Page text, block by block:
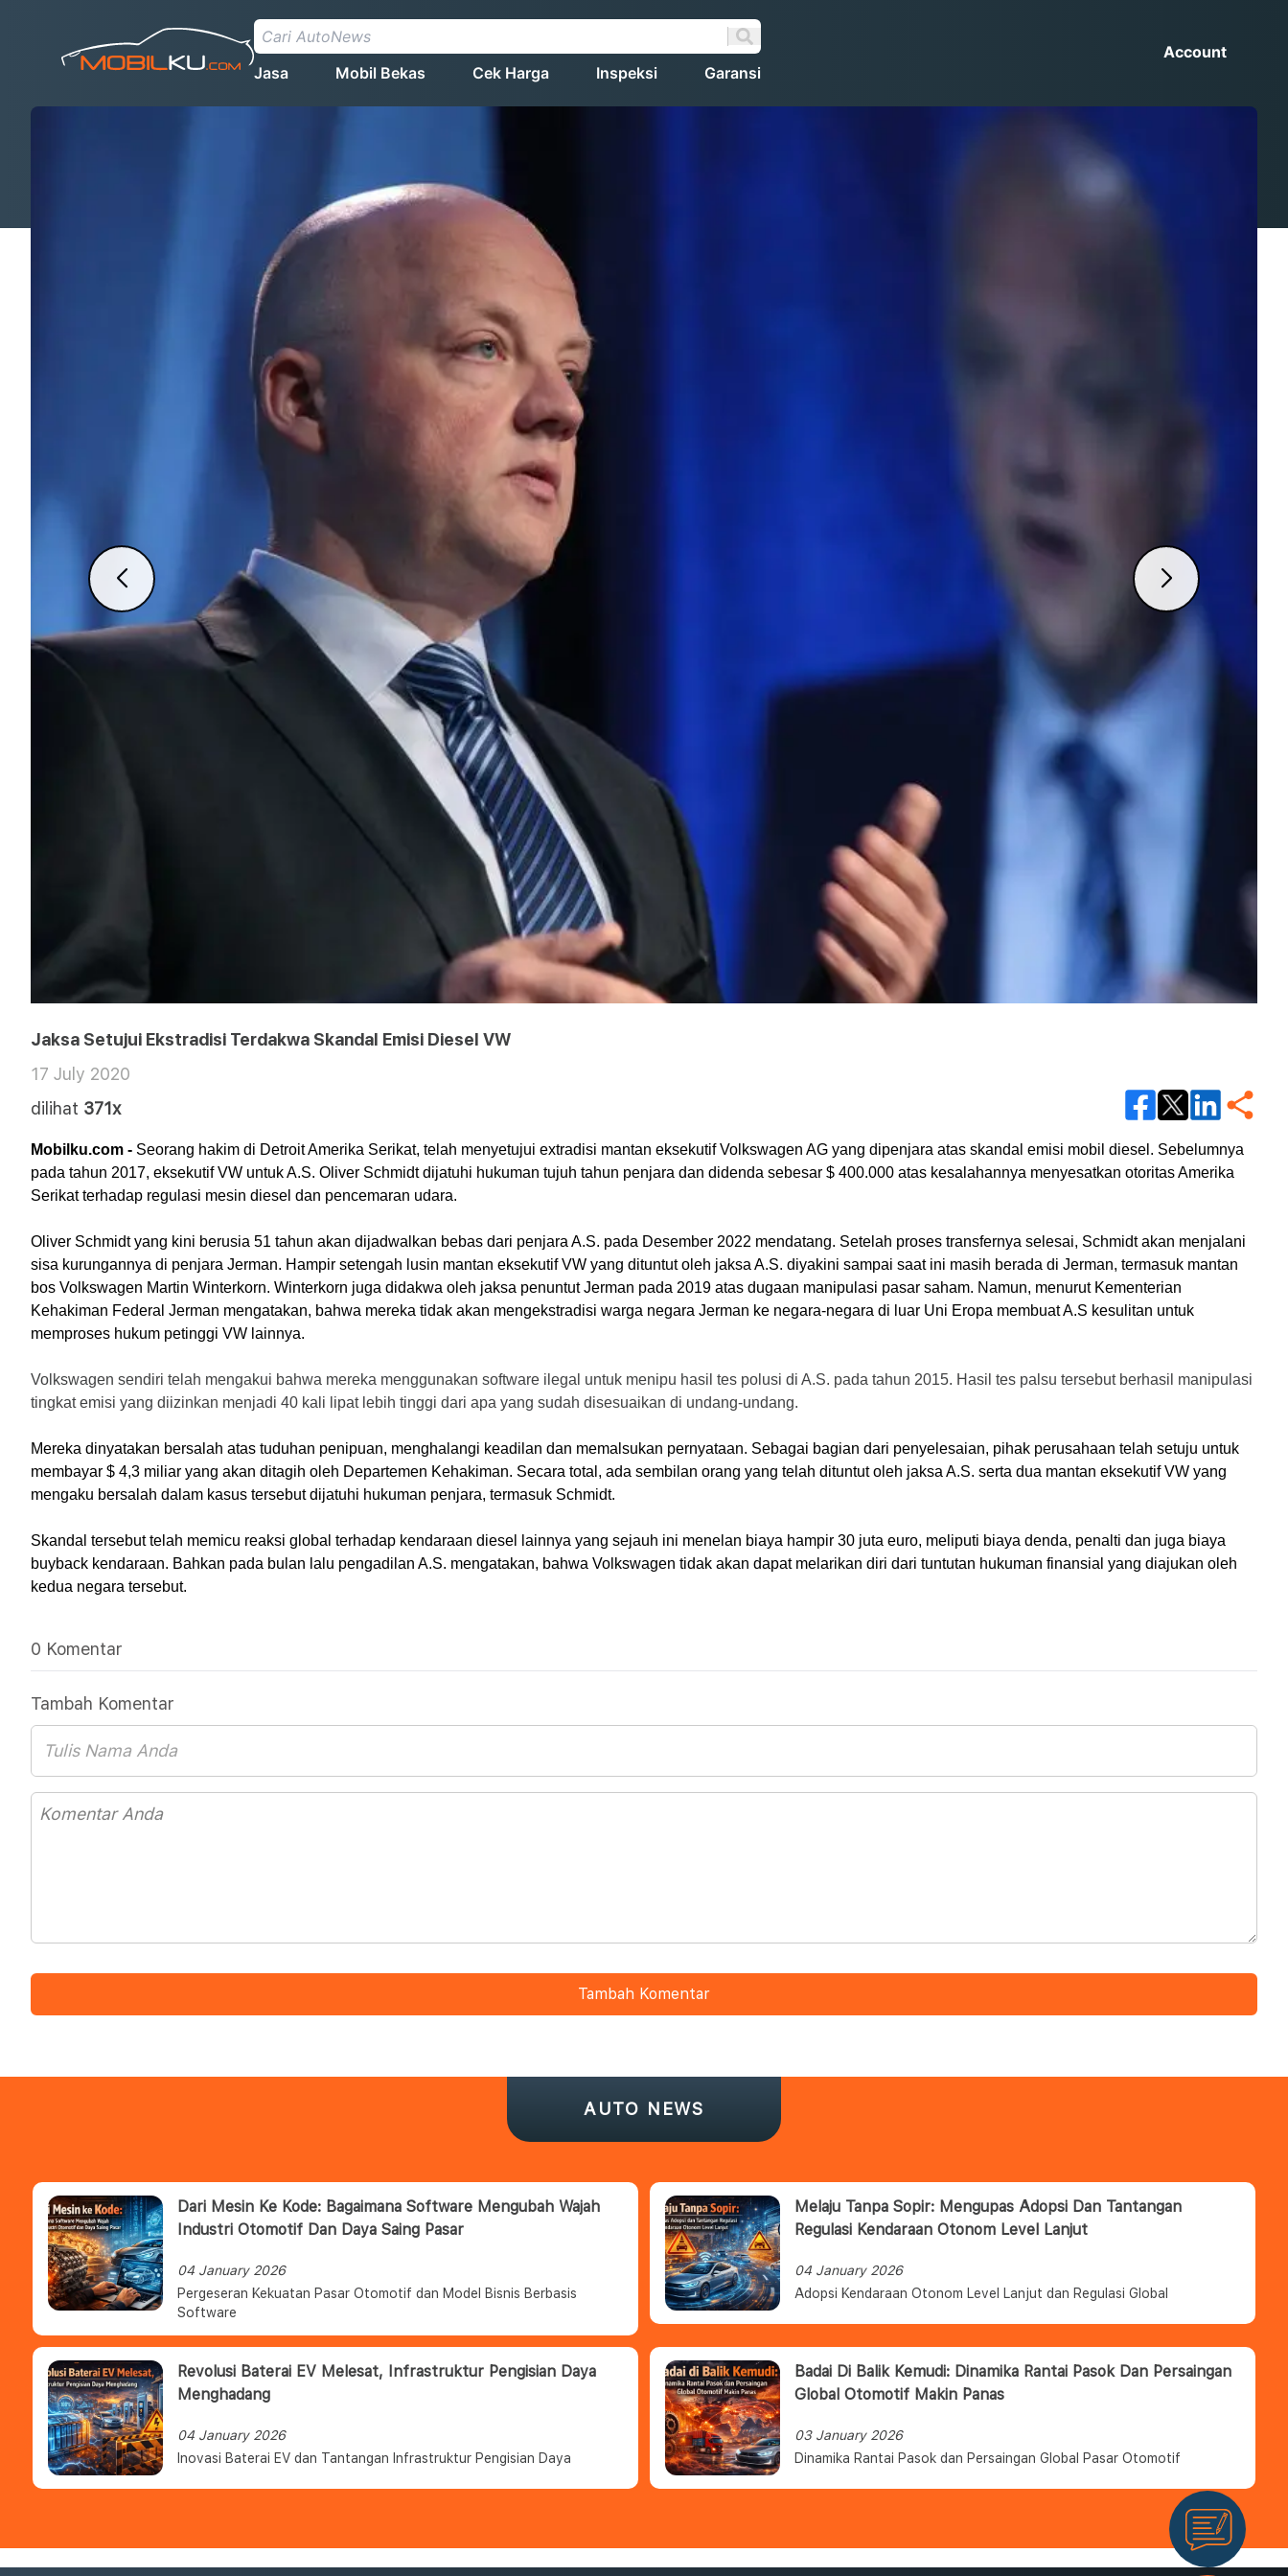
Jasa Mobil Bekas Cek Harga Inspeksi Garansi
Account
Jaksa Setujui Ekstradisi Terdakwa Skandal Emisi Diesel VW
17 July 2020
dilihat 371x
Mobilku.com - Seorang hakim di Detroit Amerika Serikat, telah menyetujui extradisi mantan eksekutif Volkswagen AG yang dipenjara atas skandal emisi mobil diesel. Sebelumnya
pada tahun 2017, eksekutif VW untuk A.S. Oliver Schmidt dijatuhi hukuman tujuh tahun penjara dan didenda sebesar $ 400.000 atas kesalahannya menyesatkan otoritas Amerika
Serikat terhadap regulasi mesin diesel dan pencemaran udara.
Oliver Schmidt yang kini berusia 51 tahun akan dijadwalkan bebas dari penjara A.S. pada Desember 2022 mendatang. Setelah proses transfernya selesai, Schmidt akan menjalani
sisa kurungannya di penjara Jerman. Hampir setengah lusin mantan eksekutif VW yang dituntut oleh jaksa A.S. diyakini sampai saat ini masih berada di Jerman, termasuk mantan
bos Volkswagen Martin Winterkorn. Winterkorn juga didakwa oleh jaksa penuntut Jerman pada 2019 atas dugaan manipulasi pasar saham. Namun, menurut Kementerian
Kehakiman Federal Jerman mengatakan, bahwa mereka tidak akan mengekstradisi warga negara Jerman ke negara-negara di luar Uni Eropa membuat A.S kesulitan untuk
memproses hukum petinggi VW lainnya.
Volkswagen sendiri telah mengakui bahwa mereka menggunakan software ilegal untuk menipu hasil tes polusi di A.S. pada tahun 2015. Hasil tes palsu tersebut berhasil manipulasi
tingkat emisi yang diizinkan menjadi 40 kali lipat lebih tinggi dari apa yang sudah disesuaikan di undang-undang.
Mereka dinyatakan bersalah atas tuduhan penipuan, menghalangi keadilan dan memalsukan pernyataan. Sebagai bagian dari penyelesaian, pihak perusahaan telah setuju untuk
membayar $ 4,3 miliar yang akan ditagih oleh Departemen Kehakiman. Secara total, ada sembilan orang yang telah dituntut oleh jaksa A.S. serta dua mantan eksekutif VW yang
mengaku bersalah dalam kasus tersebut dijatuhi hukuman penjara, termasuk Schmidt.
Skandal tersebut telah memicu reaksi global terhadap kendaraan diesel lainnya yang sejauh ini menelan biaya hampir 30 juta euro, meliputi biaya denda, penalti dan juga biaya
buyback kendaraan. Bahkan pada bulan lalu pengadilan A.S. mengatakan, bahwa Volkswagen tidak akan dapat melarikan diri dari tuntutan hukuman finansial yang diajukan oleh
kedua negara tersebut.
0 Komentar
Tambah Komentar
Tambah Komentar
AUTO NEWS
Dari Mesin Ke Kode: Bagaimana Software Mengubah Wajah
Industri Otomotif Dan Daya Saing Pasar
04 January 2026
Pergeseran Kekuatan Pasar Otomotif dan Model Bisnis Berbasis
Software
Melaju Tanpa Sopir: Mengupas Adopsi Dan Tantangan
Regulasi Kendaraan Otonom Level Lanjut
04 January 2026
Adopsi Kendaraan Otonom Level Lanjut dan Regulasi Global
Revolusi Baterai EV Melesat, Infrastruktur Pengisian Daya
Menghadang
04 January 2026
Inovasi Baterai EV dan Tantangan Infrastruktur Pengisian Daya
Badai Di Balik Kemudi: Dinamika Rantai Pasok Dan Persaingan
Global Otomotif Makin Panas
03 January 2026
Dinamika Rantai Pasok dan Persaingan Global Pasar Otomotif